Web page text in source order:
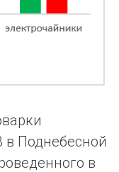
в Поднебесной
в